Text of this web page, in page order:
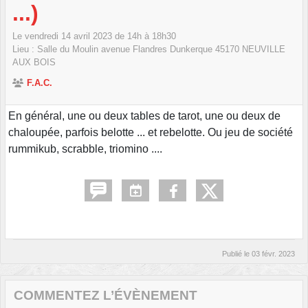
...)
Le vendredi 14 avril 2023 de 14h à 18h30
Lieu : Salle du Moulin avenue Flandres Dunkerque 45170 NEUVILLE
AUX BOIS
F.A.C.
En général, une ou deux tables de tarot, une ou deux de
chaloupée, parfois belotte ... et rebelotte. Ou jeu de société
rummikub, scrabble, triomino ....
Publié le 03 févr. 2023
COMMENTEZ L’ÉVÈNEMENT